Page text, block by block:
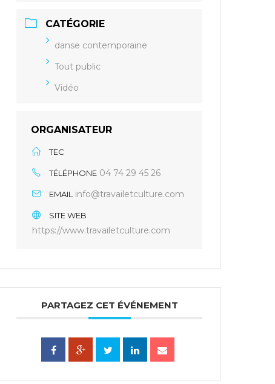
CATÉGORIE
danse contemporaine
Tout public
Vidéo
ORGANISATEUR
TEC
TÉLÉPHONE 04 74 29 45 26
EMAIL info@travailetculture.com
SITE WEB
https://www.travailetculture.com
PARTAGEZ CET ÉVÉNEMENT